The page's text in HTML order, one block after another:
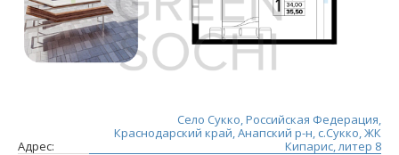
Адрес:
Село Сукко, Российская Федерация,
Краснодарский край, Анапский р-н, с.Сукко, ЖК
Кипарис, литер 8